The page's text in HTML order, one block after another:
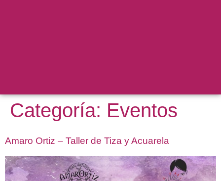
Categoría: Eventos
Amaro Ortiz – Taller de Tiza y Acuarela